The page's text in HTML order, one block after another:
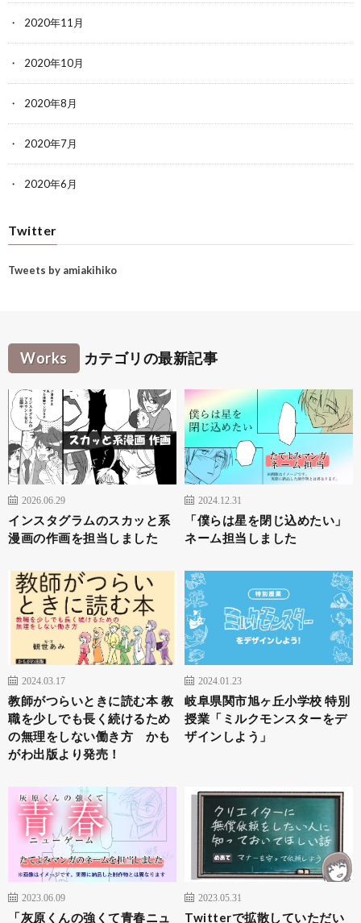
2020年11月
2020年10月
2020年8月
2020年7月
2020年6月
Twitter
Tweets by amiakihiko
Works カテゴリの最新記事
2026.06.29
インスタグラムのスカッと系
漫画の作画を担当しました
2024.12.31
「僕らは星を閉じ込めたい」
ネーム担当しました
2024.03.17
教師がつらいときに読む本 教
職を少しでも長く続けるため
の無理をしない働き方 かも
がわ出版より発売！
2024.01.23
岐阜県関市旭ヶ丘小学校 特別
授業「ミルクモンスターをデ
ザインしよう」
2023.06.09
「灰原くんの強くて青春ニュ
2023.05.31
Twitterで拡散していただい